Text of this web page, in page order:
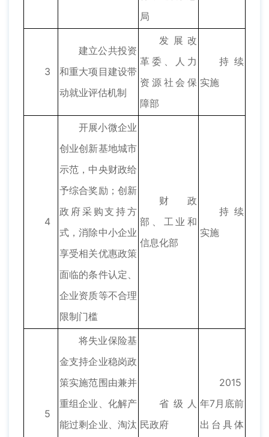
局
3
建立公共投资
和重大项目建设带
动就业评估机制
发展改
革委、人力
资源社会保
障部
持续
实施
4
开展小微企业
创业创新基地城市
示范，中央财政给
予综合奖励；创新
政府采购支持方
式，消除中小企业
享受相关优惠政策
面临的条件认定、
企业资质等不合理
限制门槛
财政
部、工业和
信息化部
持续
实施
5
将失业保险基
金支持企业稳岗政
策实施范围由兼并
重组企业、化解产
能过剩企业、淘汰
省级人
民政府
2015
年7月底前
出台具体